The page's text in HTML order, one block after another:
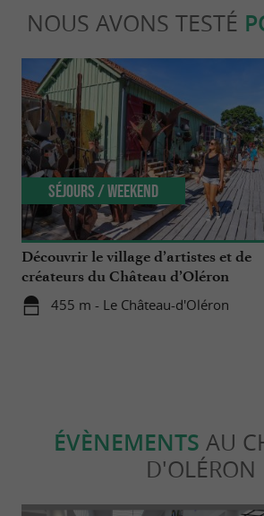
NOUS AVONS TESTÉ
Découvrir le village d’artistes et de
créateurs du Château d’Oléron
455 m - Le Château-d'Oléron
Séjours / Weekend
ÉVÈNEMENTS AU
D'OLÉRON